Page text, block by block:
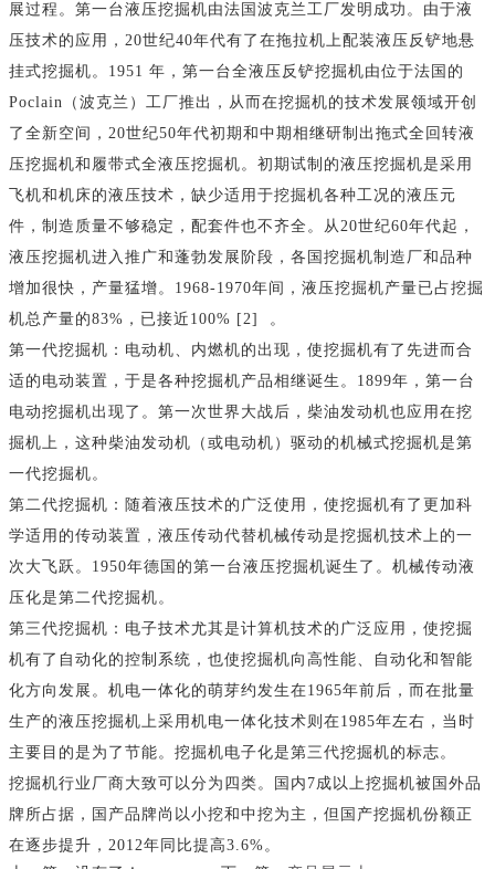
展过程。第一台液压挖掘机由法国波克兰工厂发明成功。由于液
压技术的应用，20世纪40年代有了在拖拉机上配装液压反铲地悬
挂式挖掘机。1951 年，第一台全液压反铲挖掘机由位于法国的
Poclain（波克兰）工厂推出，从而在挖掘机的技术发展领域开创
了全新空间，20世纪50年代初期和中期相继研制出拖式全回转液
压挖掘机和履带式全液压挖掘机。初期试制的液压挖掘机是采用
飞机和机床的液压技术，缺少适用于挖掘机各种工况的液压元
件，制造质量不够稳定，配套件也不齐全。从20世纪60年代起，
液压挖掘机进入推广和蓬勃发展阶段，各国挖掘机制造厂和品种
增加很快，产量猛增。1968-1970年间，液压挖掘机产量已占挖掘
机总产量的83%，已接近100% [2] 。
第一代挖掘机：电动机、内燃机的出现，使挖掘机有了先进而合
适的电动装置，于是各种挖掘机产品相继诞生。1899年，第一台
电动挖掘机出现了。第一次世界大战后，柴油发动机也应用在挖
掘机上，这种柴油发动机（或电动机）驱动的机械式挖掘机是第
一代挖掘机。
第二代挖掘机：随着液压技术的广泛使用，使挖掘机有了更加科
学适用的传动装置，液压传动代替机械传动是挖掘机技术上的一
次大飞跃。1950年德国的第一台液压挖掘机诞生了。机械传动液
压化是第二代挖掘机。
第三代挖掘机：电子技术尤其是计算机技术的广泛应用，使挖掘
机有了自动化的控制系统，也使挖掘机向高性能、自动化和智能
化方向发展。机电一体化的萌芽约发生在1965年前后，而在批量
生产的液压挖掘机上采用机电一体化技术则在1985年左右，当时
主要目的是为了节能。挖掘机电子化是第三代挖掘机的标志。
挖掘机行业厂商大致可以分为四类。国内7成以上挖掘机被国外品
牌所占据，国产品牌尚以小挖和中挖为主，但国产挖掘机份额正
在逐步提升，2012年同比提高3.6%。